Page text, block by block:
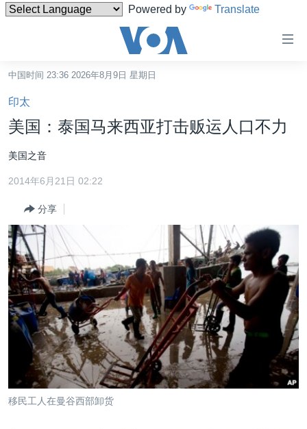
Powered by Translate
碍
链
接
跳
转
内
转
到
导
航
跳
转
台湾
港澳
国际
最新国际新闻
印太
中东
欧洲
非洲
美洲
全球议题
分类新闻
经济·金融·贸易
人权·法律·宗教
科教·文娱·体健
军事
劳工
环境
美中关系
热点专题
白宫要闻
国会报道
美中关系
美国建国250周年
VOA视频
VOA今日焦点
中文广播
关注我们
中国时间 23:36 2026年8月9日 星期日
印太
美国：泰国马来西亚打击贩运人口不力
美国之音
2014年6月21日 02:22
分享
移民工人在曼谷西部卸货